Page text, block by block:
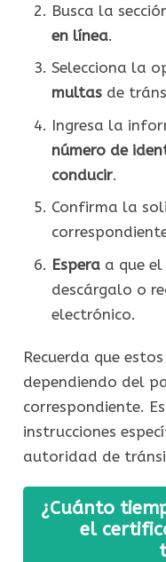
Busca la
en línea.
Selecciona la
multasde
Ingresa la
número de
conducir.
Confirma la
Esperaa que el
descárgalo o
electrónico.
Recuerda que
dependiendo del
correspondiente.
instrucciones
autoridad de
¿Cuánto
el